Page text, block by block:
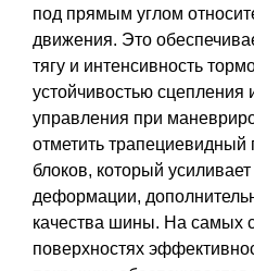
под прямым углом
движения. Это
тягу и интенсивность
устойчивостью сцепления
управления при
отметить
блоков, который
деформации,
качества шины. На самых
поверхностях